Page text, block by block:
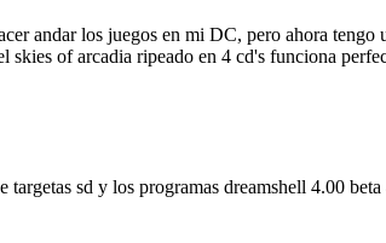
andar los juegos en mi DC, pero ahora
skies of arcadia ripeado en 4 cd's funciona
targetas sd y los programas dreamshell 4.00